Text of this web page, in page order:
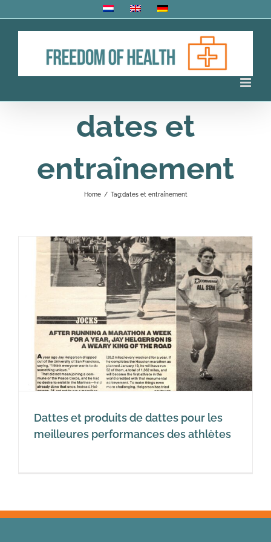
to
dates et
entraînement
Home / Tag:dates et entraînement
Dattes et produits de dattes pour les
meilleures performances des athlètes